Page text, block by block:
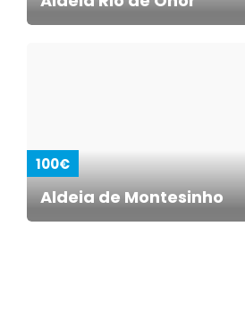
100€
Aldeia de Montesinho